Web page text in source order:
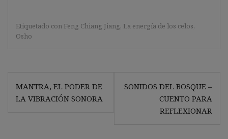
Etiquetado con Feng Chiang Jiang, La energía de los celos,
Osho
Navegación
de
MANTRA, EL PODER DE
LA VIBRACIÓN SONORA
SONIDOS DEL BOSQUE –
CUENTO PARA
REFLEXIONAR